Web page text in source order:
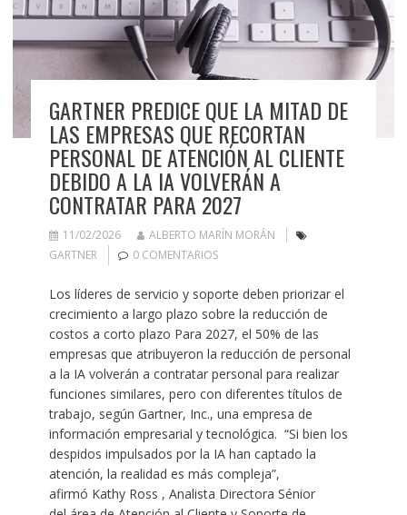
GARTNER PREDICE QUE LA MITAD DE
LAS EMPRESAS QUE RECORTAN
PERSONAL DE ATENCIÓN AL CLIENTE
DEBIDO A LA IA VOLVERÁN A
CONTRATAR PARA 2027
11/02/2026
ALBERTO MARÍN MORÁN
GARTNER
0 COMENTARIOS
Los líderes de servicio y soporte deben priorizar el
crecimiento a largo plazo sobre la reducción de
costos a corto plazo Para 2027, el 50% de las
empresas que atribuyeron la reducción de personal
a la IA volverán a contratar personal para realizar
funciones similares, pero con diferentes títulos de
trabajo, según Gartner, Inc., una empresa de
información empresarial y tecnológica. “Si bien los
despidos impulsados ​​por la IA han captado la
atención, la realidad es más compleja”,
afirmó Kathy Ross , Analista Directora Sénior